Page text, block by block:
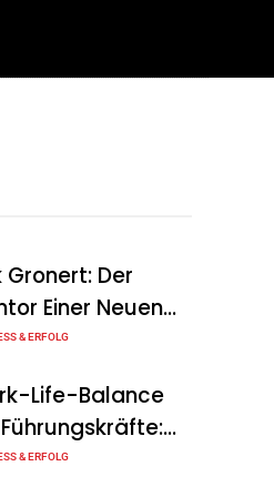
Gronert: Der
Einer Neuen
Von
& ERFOLG
Life-Balance
Oder Echte
& ERFOLG